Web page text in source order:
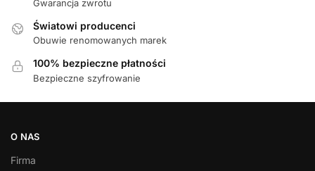
Gwarancja zwrotu
Światowi producenci
Obuwie renomowanych marek
100% bezpieczne płatności
Bezpieczne szyfrowanie
O NAS
Firma